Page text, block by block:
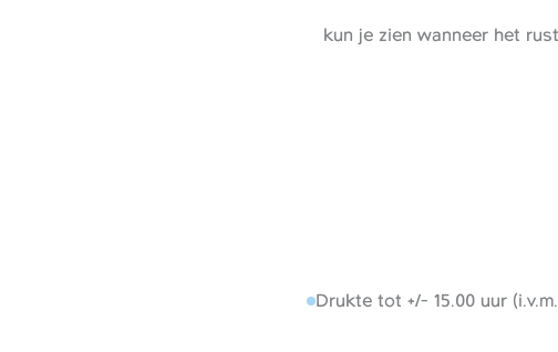
kun je zien wanneer het
Drukte tot +/- 15.00 uur